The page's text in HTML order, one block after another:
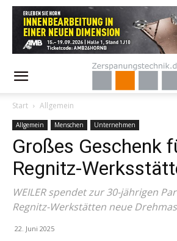
Start Allgemein
Allgemein Menschen Unternehmen
Großes Geschenk
Regnitz-
WEILER spendet zur 30-jährigen
Regnitz-Werkstätten neue
22. Juni 2025